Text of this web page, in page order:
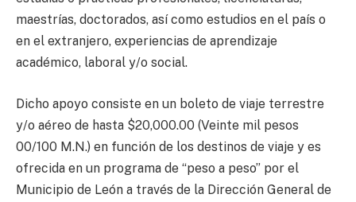
maestrías, doctorados, así como estudios en el país o
en el extranjero, experiencias de aprendizaje
académico, laboral y/o social.
Dicho apoyo consiste en un boleto de viaje terrestre
y/o aéreo de hasta $20,000.00 (Veinte mil pesos
00/100 M.N.) en función de los destinos de viaje y es
ofrecida en un programa de “peso a peso” por el
Municipio de León a través de la Dirección General de